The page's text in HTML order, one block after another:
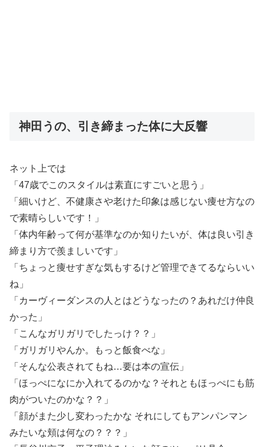
神田うの、引き締まった体に大反響
ネット上では
「47歳でこのスタイルは素直にすごいと思う」
「細いけど、不健康さや老けた印象は感じない痩せ方なの
で素晴らしいです！」
「体内年齢って何が基準なのか知りたいが、体は良い引き
締まり方で羨ましいです」
「ちょっと痩せすぎな気もするけど管理できてるならいい
ね」
「カーヴィーダンスの人とはどうなったの？あれだけ仲良
かった」
「こんなガリガリでしたっけ？？」
「ガリガリやんか。もっと飯食べな」
「そんな公表されてもね…要は本の宣伝」
「ほっぺになにか入れてるのかな？それともほっぺにも筋
肉がついたのかな？？」
「顔がまた少し変わったかな それにしてもアンパンマン
みたいな頬は何なの？？？」